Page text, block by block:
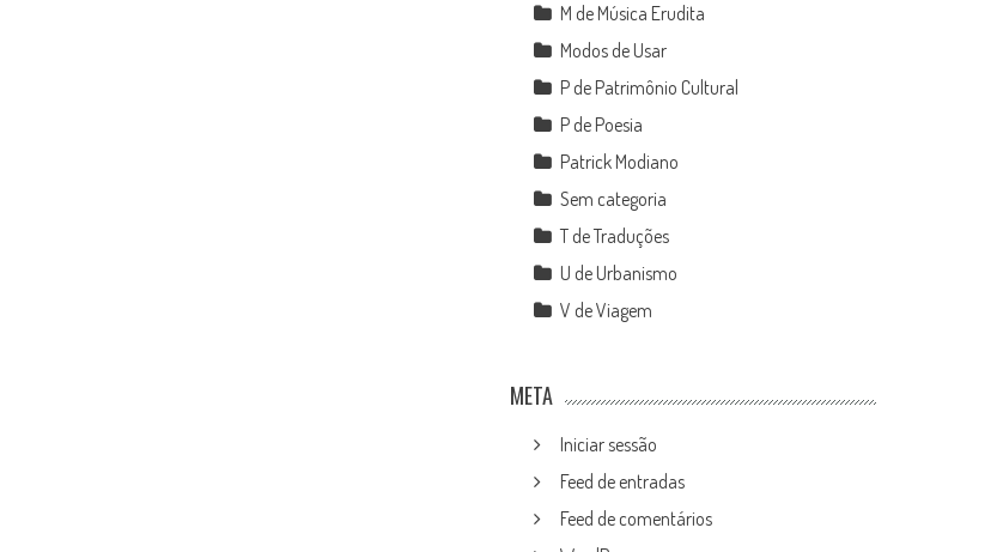
M de Música Erudita
Modos de Usar
P de Patrimônio Cultural
P de Poesia
Patrick Modiano
Sem categoria
T de Traduções
U de Urbanismo
V de Viagem
META
Iniciar sessão
Feed de entradas
Feed de comentários